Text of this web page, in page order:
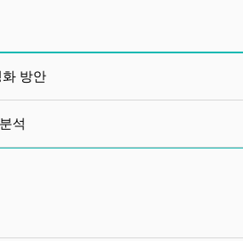
방안
석